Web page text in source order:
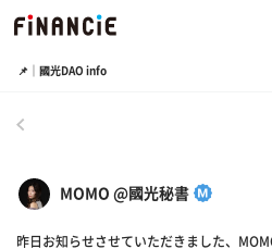
📌｜國光DAO info
MOMO @國光秘書
昨日お知らせさせていただきました、